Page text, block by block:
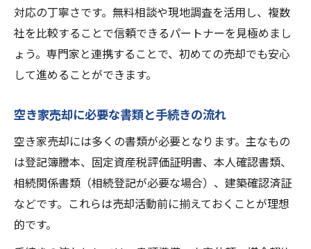
対応の丁寧さです。無料相談や現地調査を活用し、複数
社を比較することで信頼できるパートナーを見極めまし
ょう。専門家と連携することで、初めての売却でも安心
して進めることができます。
空き家売却に必要な書類と手続きの流れ
空き家売却には多くの書類が必要となります。主なもの
は登記簿謄本、固定資産税評価証明書、本人確認書類、
相続関係書類（相続登記が必要な場合）、建築確認済証
などです。これらは売却活動前に揃えておくことが理想
的です。